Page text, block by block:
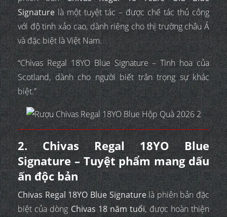
Signaturelà một tuyệt tác – được chế tác thủ công
với độ tinh xảo cao, dành riêng cho thị trường châu Á
và đặc biệt là Việt Nam.
“Chivas Regal 18YO Blue Signature – Tinh hoa của
Scotland, dành cho người biết trân trọng sự khác
biệt.”
2. Chivas Regal 18YO Blue
Signature – Tuyệt phẩm mang dấu
ấn độc bản
Chivas Regal 18YO Blue Signaturelà phiên bản đặc
biệt của dòngChivas 18 năm tuổi, được hoàn thiện